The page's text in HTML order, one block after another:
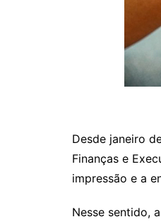
Desde janeiro
Finanças e
impressão e a
Nesse sentido,